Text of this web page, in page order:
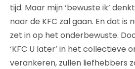
tijd. Maar mijn ‘bewuste ik’
naar de KFC zal gaan. En dat is
zet in op het onderbewuste.
‘KFC U later’ in het collectieve
verankeren, zullen liefhebbers